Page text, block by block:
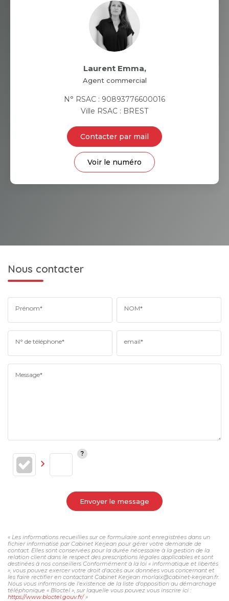
Laurent Emma,
Agent commercial
N° RSAC : 90893776600016
Ville RSAC : BREST
Contacter par mail
Voir le numéro
Nous contacter
Prénom* NOM*
N° de téléphone* email*
Message*
Envoyer le message
« Les informations recueillies sur ce formulaire sont enregistrées dans un
fichier informatisé par Cabinet Kerjean pour gérer votre demande de
contact. Elles sont conservées pour la durée nécessaire à la gestion de la
relation client dans le respect des prescriptions légales applicables et sont
destinées à nos conseillers Conformément à la loi « informatique et libertés
», vous pouvez exercer votre droit d'accès aux données vous concernant et
les faire rectifier en contactant Cabinet Kerjean morlaix@cabinet-kerjean.fr.
Nous vous informons de l'existence de la liste d'opposition au démarchage
téléphonique « Bloctel », sur laquelle vous pouvez vous inscrire ici :
https://www.bloctel.gouv.fr/»